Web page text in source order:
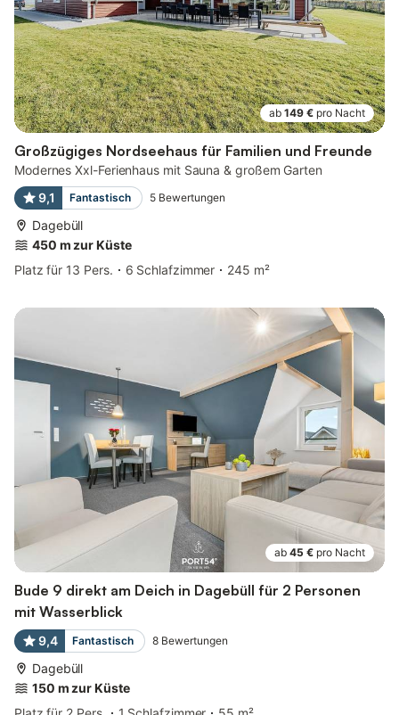
ab 149 € pro Nacht
Großzügiges Nordseehaus für Familien und Freunde
Modernes Xxl-Ferienhaus mit Sauna & großem Garten
9,1
Fantastisch 5 Bewertungen
Dagebüll
450 m zur Küste
Platz für 13 Pers.
6 Schlafzimmer 245 m²
ab 45 € pro Nacht
Bude 9 direkt am Deich in Dagebüll für 2 Personen
mit Wasserblick
9,4 Fantastisch 8 Bewertungen
Dagebüll
150 m zur Küste